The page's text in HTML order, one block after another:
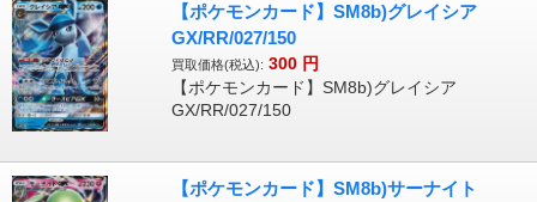
【ポケモンカード】SM8b)グレイシア
GX/RR/027/150
買取価格(税込): 300 円
【ポケモンカード】SM8b)グレイシア
GX/RR/027/150
【ポケモンカード】SM8b)サーナイト